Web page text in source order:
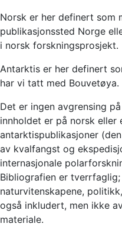
Norsk er her definert som
publikasjonssted Norge
i norsk forskningsprosjekt.
Antarktis er her definert
har vi tatt med Bouvetøya.
Det er ingen avgrensing
innholdet er på norsk eller
antarktispublikasjoner
av kvalfangst og
internasjonale
Bibliografien er
naturvitenskapene,
også inkludert, men ikke
materiale.